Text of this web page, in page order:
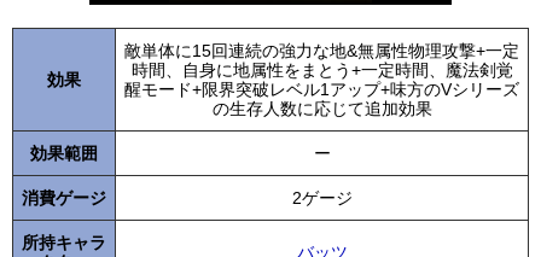
効果
敵単体に15回連続の強力な地&無属性物理攻撃+一定
時間、自身に地属性をまとう+一定時間、魔法剣覚
醒モード+限界突破レベル1アップ+味方のVシリーズ
の生存人数に応じて追加効果
効果範囲 ー
消費ゲージ 2ゲージ
所持キャラ
バッツ